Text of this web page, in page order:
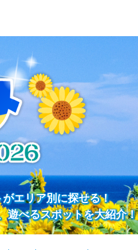
エリア別に探せる！
遊べるスポットを大紹介！